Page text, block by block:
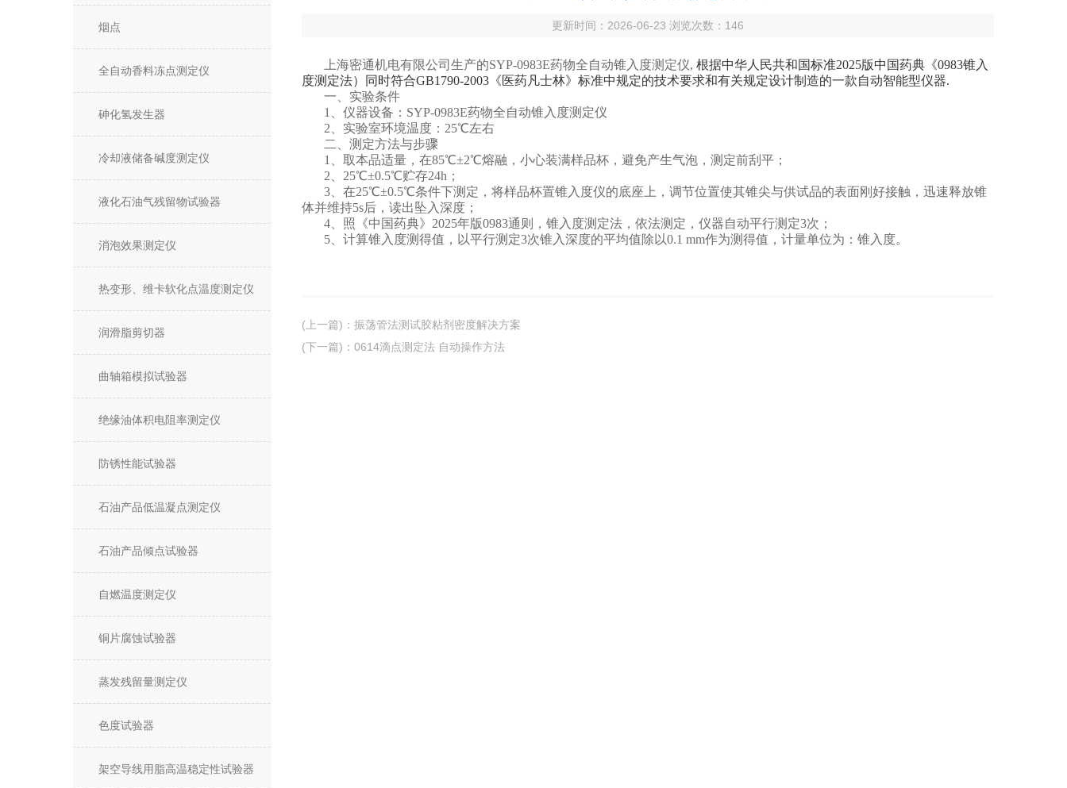
烟点
全自动香料冻点测定仪
砷化氢发生器
冷却液储备碱度测定仪
液化石油气残留物试验器
消泡效果测定仪
热变形、维卡软化点温度测定仪
润滑脂剪切器
曲轴箱模拟试验器
绝缘油体积电阻率测定仪
防锈性能试验器
石油产品低温凝点测定仪
石油产品倾点试验器
自燃温度测定仪
铜片腐蚀试验器
蒸发残留量测定仪
色度试验器
架空导线用脂高温稳定性试验器
更新时间：2026-06-23 浏览次数： 146
上海密通机电有限公司生产的SYP-0983E药物全自动锥入度测定仪, 根据中华人民共和国标准2025版中国药典《0983锥入
度测定法）同时符合GB1790-2003《医药凡士林》 标准中规定的技术要求和有关规定设计制造的一款自动智能型仪器.
一、实验条件
1、仪器设备：SYP-0983E药物全自动锥入度测定仪
2、实验室环境温度：25℃左右
二、测定方法与步骤
1、取本品适量，在85℃±2℃熔融，小心装满样品杯，避免产生气泡，测定前刮平；
2、25℃±0.5℃贮存24h；
3、在25℃±0.5℃条件下测定，将样品杯置锥入度仪的底座上，调节位置使其锥尖与供试品的表面刚好接触，迅速释放锥
体并维持5s后，读出坠入深度；
4、照《中国药典》2025年版0983通则，锥入度测定法，依法测定，仪器自动平行测定3次；
5、计算锥入度测得值，以平行测定3次锥入深度的平均值除以0.1 mm作为测得值，计量单位为：锥入度。
(上一篇) ： 振荡管法测试胶粘剂密度解决方案
(下一篇) ： 0614滴点测定法 自动操作方法